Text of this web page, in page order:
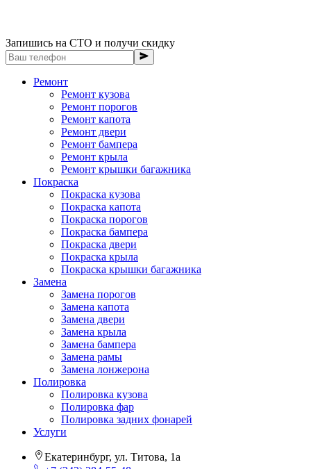
Запишись на СТО и получи скидку
Ремонт
Ремонт кузова
Ремонт порогов
Ремонт капота
Ремонт двери
Ремонт бампера
Ремонт крыла
Ремонт крышки багажника
Покраска
Покраска кузова
Покраска капота
Покраска порогов
Покраска бампера
Покраска двери
Покраска крыла
Покраска крышки багажника
Замена
Замена порогов
Замена капота
Замена двери
Замена крыла
Замена бампера
Замена рамы
Замена лонжерона
Полировка
Полировка кузова
Полировка фар
Полировка задних фонарей
Услуги
Екатеринбург, ул. Титова, 1а